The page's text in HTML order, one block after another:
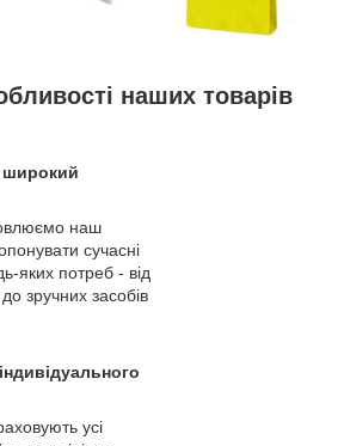
наших товарів
широкий
наш
сучасні
яких потреб - від
зручних засобів
усі